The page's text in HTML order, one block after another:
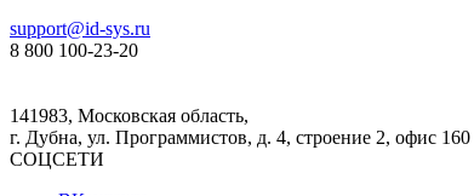
support@id-sys.ru
8 800 100-23-20
141983, Московская область,
г. Дубна, ул. Программистов, д. 4, строение 2, офис 160
СОЦСЕТИ